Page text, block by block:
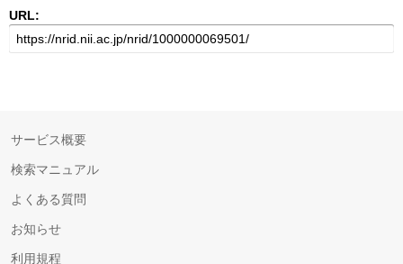
URL:
サービス概要
検索マニュアル
よくある質問
お知らせ
利用規程